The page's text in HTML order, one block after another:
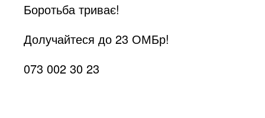
Боротьба триває!
Долучайтеся до 23 ОМБр!
073 002 30 23